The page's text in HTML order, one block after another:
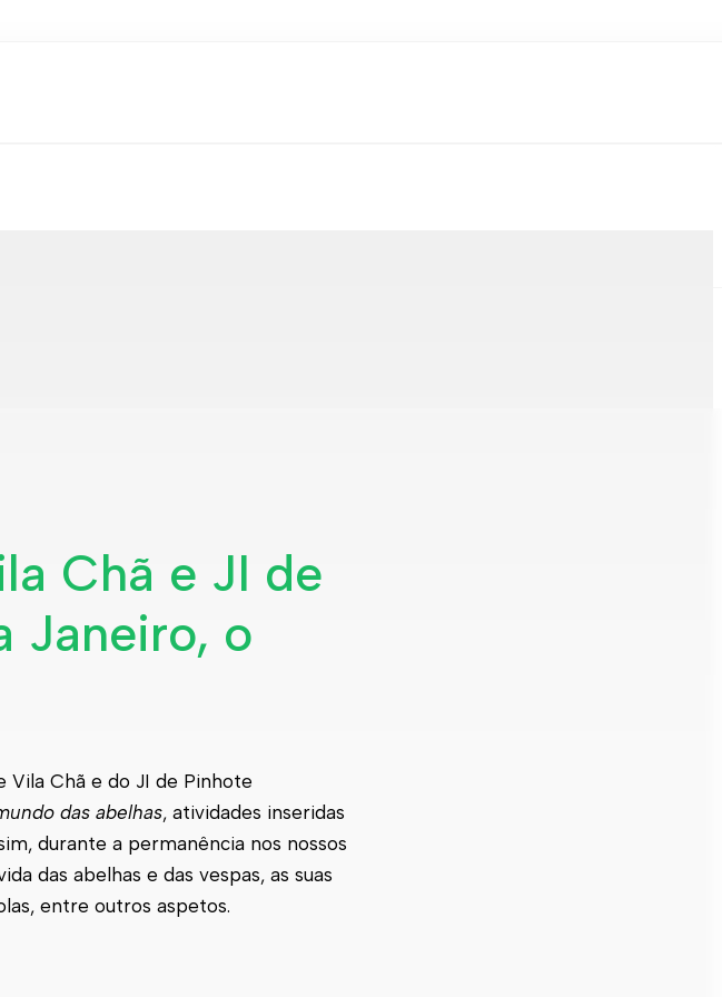
Chã e JI de
Janeiro, o
Vila Chã e do JI de Pinhote
das abelhas, atividades inseridas
durante a permanência nos nossos
das abelhas e das vespas, as suas
entre outros aspetos.